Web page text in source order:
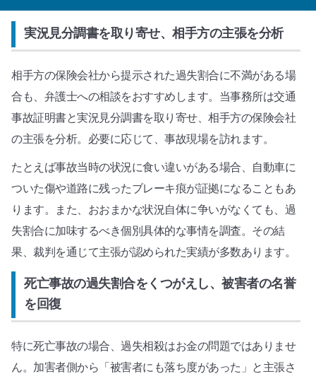
実況見分調書を取り寄せ、相手方の主張を分析
相手方の保険会社から提示された過失割合に不満がある場
合も、弁護士への相談をおすすめします。当事務所は交通
事故証明書と実況見分調書を取り寄せ、相手方の保険会社
の主張を分析。必要に応じて、事故現場を訪れます。
たとえば事故当時の状況に食い違いがある場合、自動車に
ついた傷や道路に残ったブレーキ痕が証拠になることもあ
ります。また、おおまかな状況自体に争いがなくても、過
失割合に加味するべき個別具体的な事情を調査。その結
果、裁判を通じて主張が認められた実績が多数あります。
死亡事故の過失割合をくつがえし、被害者の名誉
を回復
特に死亡事故の場合、過失相殺はお金の問題ではありませ
ん。加害者側から「被害者にも落ち度があった」と主張さ